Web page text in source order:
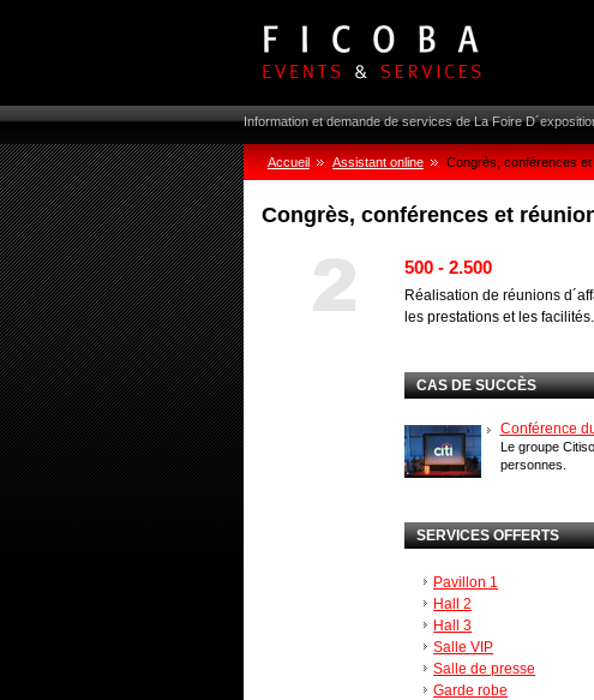
Information et demande de services de La Foire
Accueil Assistant online Congrès, conférences et
Congrès, conférences et
500 - 2.500
Réalisation de réunions
les prestations et les facilités.
CAS DE SUCCÈS
Conférence
Le groupe
personnes.
SERVICES OFFERTS
Pavillon 1
Hall 2
Hall 3
Salle VIP
Salle de presse
Garde robe